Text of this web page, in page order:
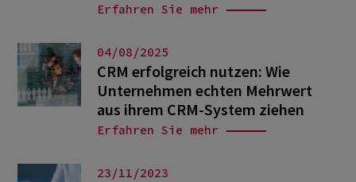
Erfahren Sie mehr
04/08/2025
CRM erfolgreich nutzen: Wie
Unternehmen echten Mehrwert
aus ihrem CRM-System ziehen
Erfahren Sie mehr
23/11/2023